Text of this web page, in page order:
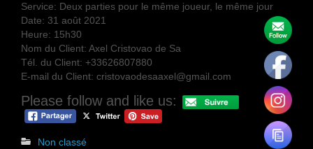
Service: Deux parties pour le même joueur, le même jour
Date: 31 août 2021
Heure: 15h30
Nom du Client: Axel Cristovao de Sa
Tél. du Client: +33626807880
E-mail du Client: cristovaodesaaxel@gmail.com
Please follow and like us:
Non classé